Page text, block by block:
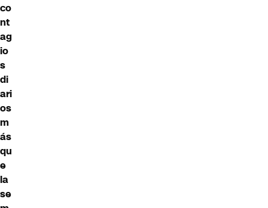
co
nt
ag
io
s
di
ari
os
m
ás
qu
e
la
se